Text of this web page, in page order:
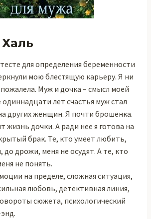
для определения беременности
мою блестящую карьеру. Я ни
Муж и дочка – смысл моей
лет счастья муж стал
других женщин. Я почти брошенка.
жизнь дочки. А ради нее я готова на
брак. Те, кто умеет любить,
до дрожи, меня не осудят. А те, кто
не понять.
на пределе, сложная ситуация,
любовь, детективная линия,
сюжета, психологический